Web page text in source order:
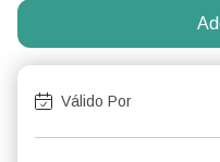
Válido Por